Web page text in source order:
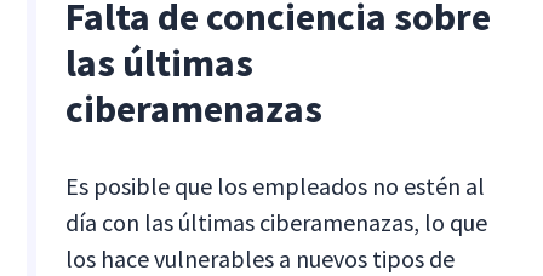
Falta de conciencia sobre
las últimas
ciberamenazas
Es posible que los empleados no estén al
día con las últimas ciberamenazas, lo que
los hace vulnerables a nuevos tipos de